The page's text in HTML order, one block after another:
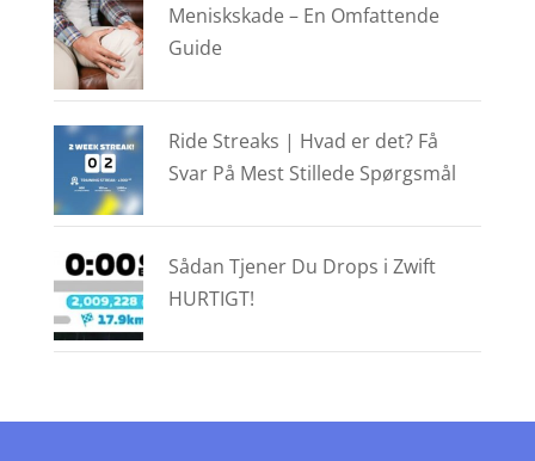
Meniskskade – En Omfattende
Guide
Ride Streaks | Hvad er det? Få
Svar På Mest Stillede Spørgsmål
Sådan Tjener Du Drops i Zwift
HURTIGT!